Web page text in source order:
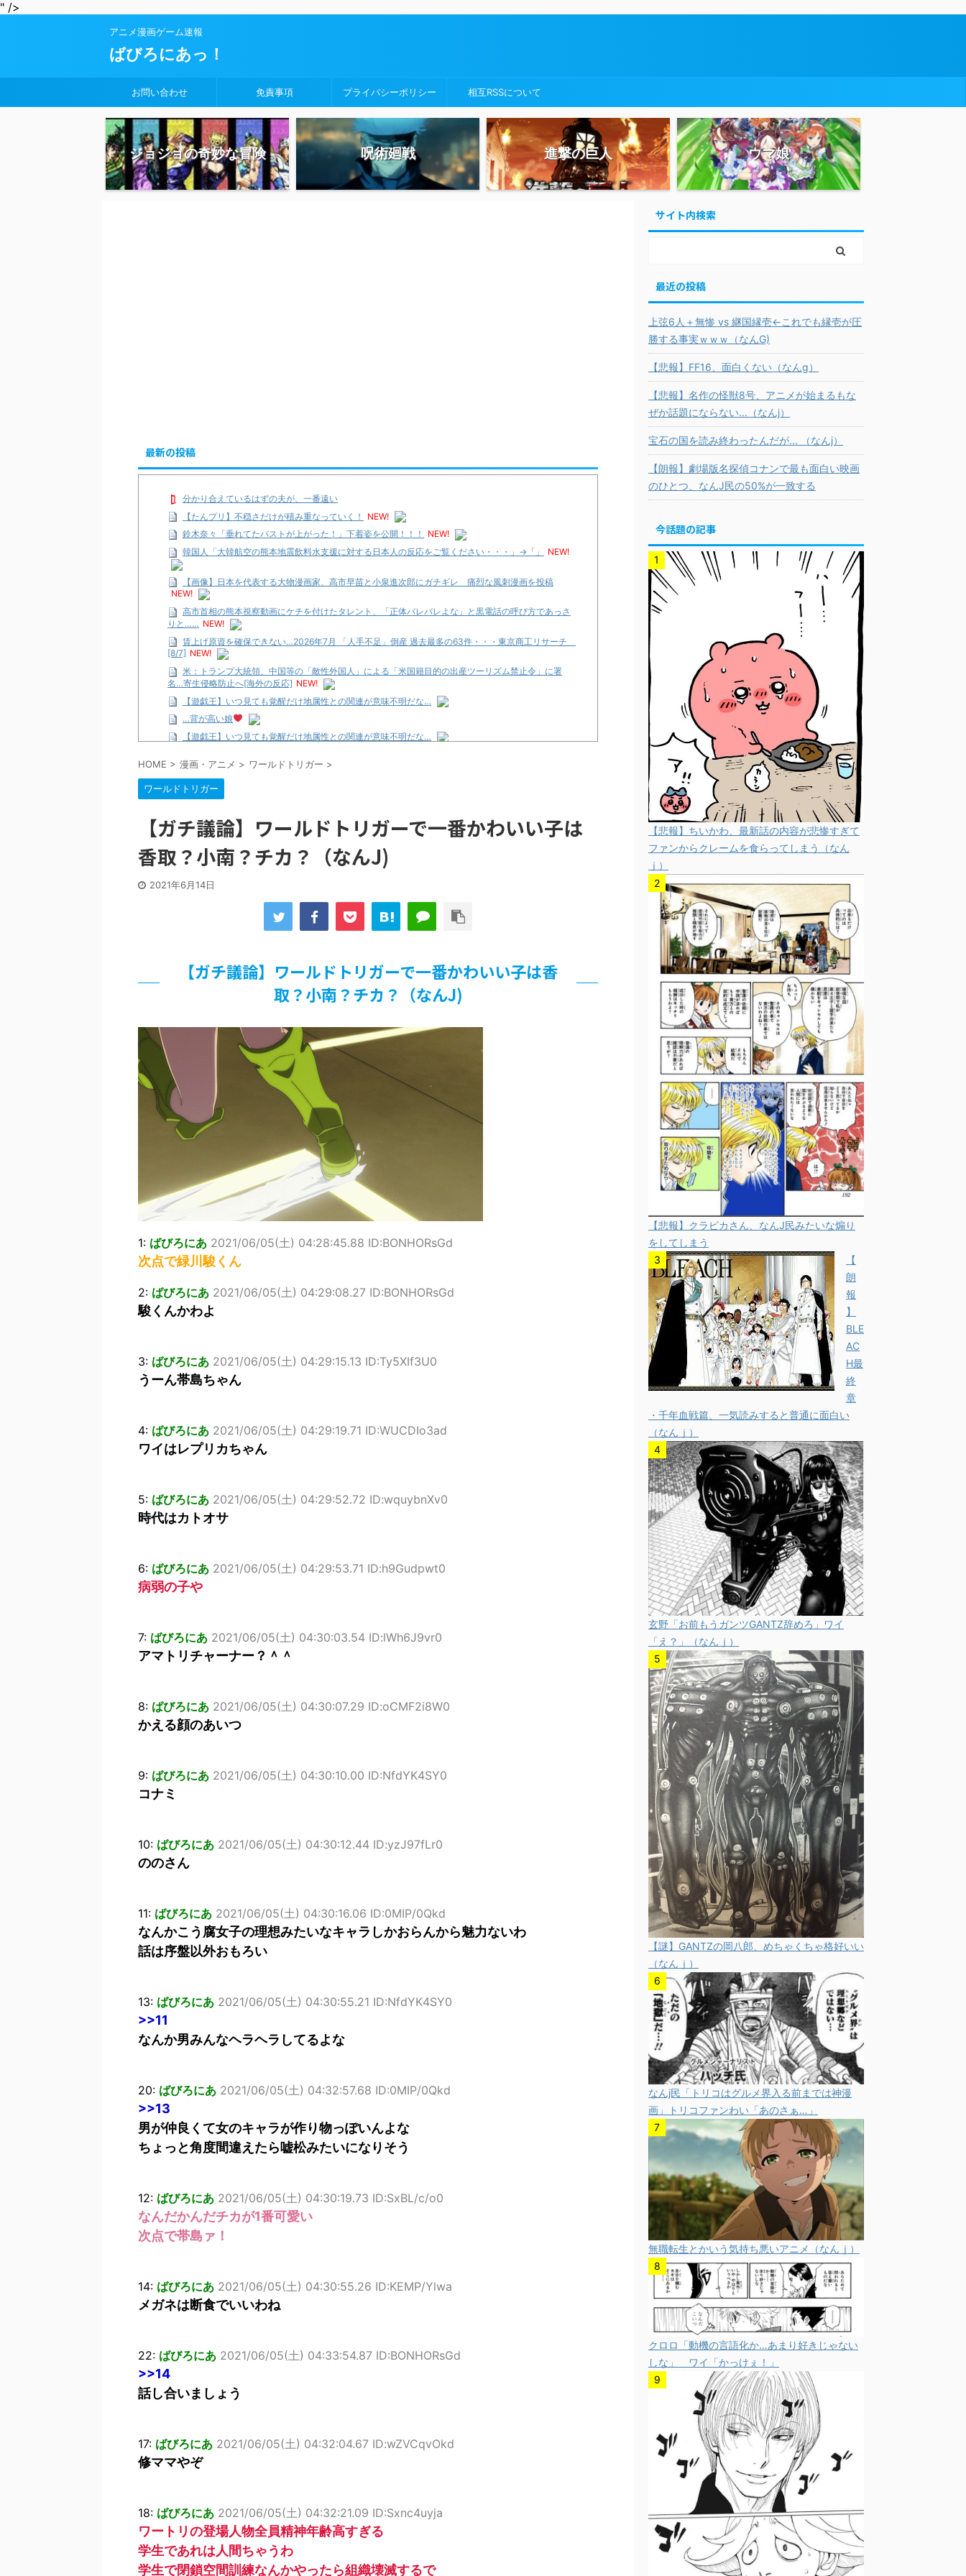
" />
アニメ漫画ゲーム速報
ばびろにあっ！
お問い合わせ 免責事項 プライバシーポリシー 相互RSSについて
ジョジョの奇妙な冒険 呪術廻戦 進撃の巨人 ウマ娘
最新の投稿
分かり合えているはずの夫が、一番遠い
【たんプリ】不穏さだけが積み重なっていく！
NEW!
鈴木奈々「垂れてたバストが上がった！」下着姿を公開！！！
NEW!
韓国人「大韓航空の熊本地震飲料水支援に対する日本人の反応をご覧ください・・・」→「」
NEW!
【画像】日本を代表する大物漫画家、高市早苗と小泉進次郎にガチギレ 痛烈な風刺漫画を投稿
NEW!
高市首相の熊本視察動画にケチを付けたタレント、「正体バレバレよな」と黒電話の呼び方であっさ
りと…… NEW!
賃上げ原資を確保できない…2026年7月 「人手不足」倒産 過去最多の63件・・・東京商工リサーチ
[8/7] NEW!
米：トランプ大統領、中国等の「敵性外国人」による「米国籍目的の出産ツーリズム禁止令」に署
名…寄生侵略防止へ[海外の反応] NEW!
【遊戯王】いつ見ても覚醒だけ地属性との関連が意味不明だな…
…背が高い娘
【遊戯王】いつ見ても覚醒だけ地属性との関連が意味不明だな…
【ギャルゲ】「千恋*万花」のアニメ化決定でKOTOKOが主題歌歌うよ！
【R-18】真・女神転生 Road to the Transcendence【二次創作】 第２０話
【画像】この女優さん、可愛すぎる
美少女図鑑AWARD2026グランプリ・榎本彩乃、グラビア披露！透明感が凄い！！
【画像】顔100点、体30点の女ｗｗｗ
佐藤絢音ちゃん(11)が万バズ！！
「洋画に日本版主題歌は必要か?」論争
超能力が使えるようになったので限界まで極める事にした件 その２
【画像】『プリズマ☆イリヤ』の新グッズ、流石に一線を越えてしまう
敵「ダンクーガは合体するまでが長過ぎてつまらない」←合体する前から面白いんだよなぁ
まとめチェッカーは閉鎖しました。RSSの解除をお願いします。
【信長の野望・新生】米問屋をどういう時にどこに建てるのかわからない
NHKにようこそ！を見終えたんだがｗｗｗ
Powered by livedoor 相互RSS
HOME > 漫画・アニメ > ワールドトリガー >
ワールドトリガー
【ガチ議論】ワールドトリガーで一番かわいい子は
香取？小南？チカ？（なんJ)
2021年6月14日
【ガチ議論】ワールドトリガーで一番かわいい子は香
取？小南？チカ？（なんJ)
1: ばびろにあ 2021/06/05(土) 04:28:45.88 ID:BONHORsGd
次点で緑川駿くん
2: ばびろにあ 2021/06/05(土) 04:29:08.27 ID:BONHORsGd
駿くんかわよ
3: ばびろにあ 2021/06/05(土) 04:29:15.13 ID:Ty5XIf3U0
うーん帯島ちゃん
4: ばびろにあ 2021/06/05(土) 04:29:19.71 ID:WUCDIo3ad
ワイはレプリカちゃん
5: ばびろにあ 2021/06/05(土) 04:29:52.72 ID:wquybnXv0
時代はカトオサ
6: ばびろにあ 2021/06/05(土) 04:29:53.71 ID:h9Gudpwt0
病弱の子や
7: ばびろにあ 2021/06/05(土) 04:30:03.54 ID:lWh6J9vr0
アマトリチャーナー？＾＾
8: ばびろにあ 2021/06/05(土) 04:30:07.29 ID:oCMF2i8W0
かえる顔のあいつ
9: ばびろにあ 2021/06/05(土) 04:30:10.00 ID:NfdYK4SY0
コナミ
10: ばびろにあ 2021/06/05(土) 04:30:12.44 ID:yzJ97fLr0
ののさん
11: ばびろにあ 2021/06/05(土) 04:30:16.06 ID:0MIP/0Qkd
なんかこう腐女子の理想みたいなキャラしかおらんから魅力ないわ
話は序盤以外おもろい
13: ばびろにあ 2021/06/05(土) 04:30:55.21 ID:NfdYK4SY0
>>11
なんか男みんなヘラヘラしてるよな
20: ばびろにあ 2021/06/05(土) 04:32:57.68 ID:0MIP/0Qkd
>>13
男が仲良くて女のキャラが作り物っぽいんよな
ちょっと角度間違えたら嘘松みたいになりそう
12: ばびろにあ 2021/06/05(土) 04:30:19.73 ID:SxBL/c/o0
なんだかんだチカが1番可愛い
次点で帯島ァ！
14: ばびろにあ 2021/06/05(土) 04:30:55.26 ID:KEMP/Ylwa
メガネは断食でいいわね
22: ばびろにあ 2021/06/05(土) 04:33:54.87 ID:BONHORsGd
>>14
話し合いましょう
17: ばびろにあ 2021/06/05(土) 04:32:04.67 ID:wZVCqvOkd
修ママやぞ
18: ばびろにあ 2021/06/05(土) 04:32:21.09 ID:Sxnc4uyja
ワートリの登場人物全員精神年齢高すぎる
学生であれは人間ちゃうわ
学生で閉鎖空間訓練なんかやったら組織壊滅するで
サイト内検索
最近の投稿
上弦6人＋無惨 vs 継国縁壱←これでも縁壱が圧
勝する事実ｗｗｗ（なんG)
【悲報】FF16、面白くない（なんg）
【悲報】名作の怪獣8号、アニメが始まるもな
ぜか話題にならない...（なんj）
宝石の国を読み終わったんだが... （なんj）
【朗報】劇場版名探偵コナンで最も面白い映画
のひとつ、なんJ民の50%が一致する
今話題の記事
【悲報】ちいかわ、最新話の内容が悲惨すぎて
ファンからクレームを食らってしまう（なん
ｊ）
【悲報】クラピカさん、なんJ民みたいな煽り
をしてしまう
【
朗
報
】
BLE
AC
H最
終
章
・千年血戦篇、一気読みすると普通に面白い
（なんｊ）
玄野「お前もうガンツGANTZ辞めろ」ワイ
「え？」（なんｊ）
【謎】GANTZの岡八郎、めちゃくちゃ格好いい
（なんｊ）
なんj民「トリコはグルメ界入る前までは神漫
画」トリコファンわい「あのさぁ…」
無職転生とかいう気持ち悪いアニメ（なんｊ）
クロロ「動機の言語化か…あまり好きじゃない
しな」 ワイ「かっけぇ！」